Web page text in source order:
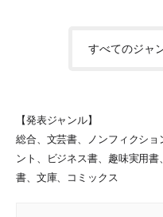
すべてのジャ
【発表ジャンル】
総合、文芸書、ノンフィクシ
ント、ビジネス書、趣味実用
書、文庫、コミックス